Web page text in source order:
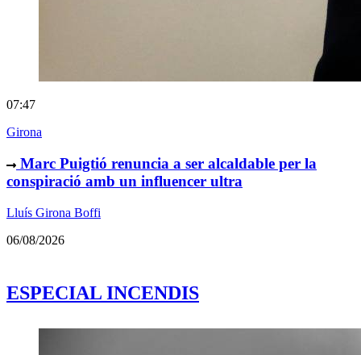
07:47
Girona
Marc Puigtió renuncia a ser alcaldable per la
conspiració amb un influencer ultra
Lluís Girona Boffi
06/08/2026
ESPECIAL INCENDIS